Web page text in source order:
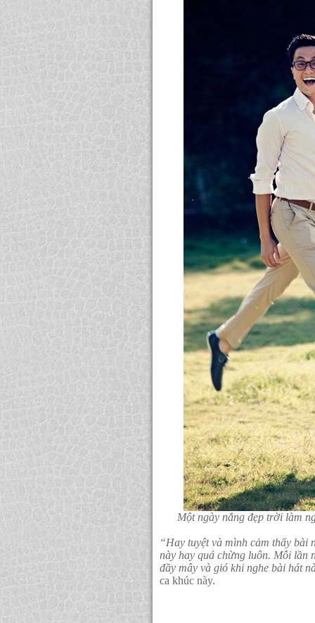
Một ngày nắng đẹp trời làm
“Hay tuyệt và mình cảm thấy bài
này hay quá chừng luôn. Mỗi lần
đầy mây và gió khi nghe bài hát
ca khúc này.